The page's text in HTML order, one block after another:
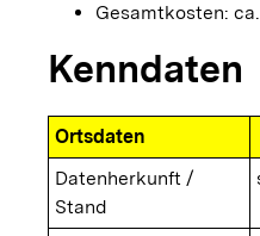
Gesamtkosten:
Kenndaten
Ortsdaten
Datenherkunft /
Stand